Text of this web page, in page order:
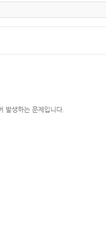
생하는 문제입니다.